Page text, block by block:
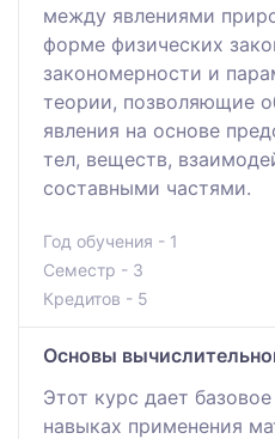
между явлениями
форме физических
закономерности и
теории, позволяющие
явления на основе
тел, веществ,
составными частями.
Год обучения - 1
Семестр - 3
Кредитов - 5
Основы
Этот курс дает
навыках применения